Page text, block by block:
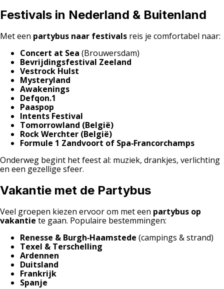
Festivals in Nederland & Buitenland
Met een partybus naar festivals reis je comfortabel naar:
Concert at Sea (Brouwersdam)
Bevrijdingsfestival Zeeland
Vestrock Hulst
Mysteryland
Awakenings
Defqon.1
Paaspop
Intents Festival
Tomorrowland (België)
Rock Werchter (België)
Formule 1 Zandvoort of Spa‑Francorchamps
Onderweg begint het feest al: muziek, drankjes, verlichting
en een gezellige sfeer.
Vakantie met de Partybus
Veel groepen kiezen ervoor om met een partybus op
vakantie te gaan. Populaire bestemmingen:
Renesse & Burgh‑Haamstede (campings & strand)
Texel & Terschelling
Ardennen
Duitsland
Frankrijk
Spanje